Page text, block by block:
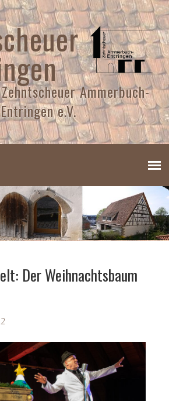
Ammerbuch-
Entringen e.V.
Der Weihnachtsbaum